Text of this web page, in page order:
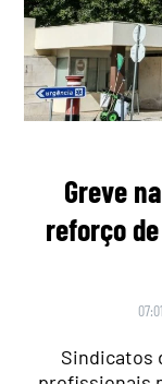
Greve
reforço
Sindicatos